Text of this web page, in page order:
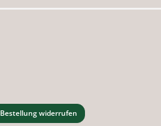
Bestellung widerrufen